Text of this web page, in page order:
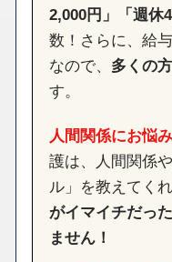
2,000円」「週休4
数！さらに、給
なので、 多くの
す。
人間関係にお悩
護は、人間関係
ル」を教えてく
がイマイチだっ
ません！